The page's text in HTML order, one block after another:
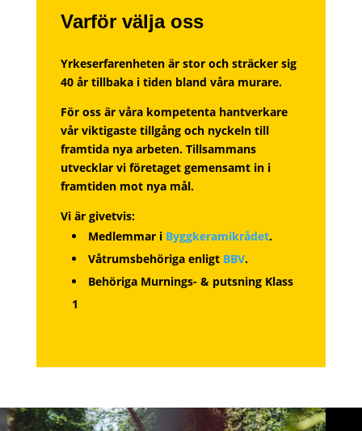
Varför välja oss
Yrkeserfarenheten är stor och sträcker sig
40 år tillbaka i tiden bland våra murare.
För oss är våra kompetenta hantverkare
vår viktigaste tillgång och nyckeln till
framtida nya arbeten. Tillsammans
utvecklar vi företaget gemensamt in i
framtiden mot nya mål.
Vi är givetvis:
Medlemmar i Byggkeramikrådet.
Våtrumsbehöriga enligt BBV.
Behöriga Murnings- & putsning Klass
1